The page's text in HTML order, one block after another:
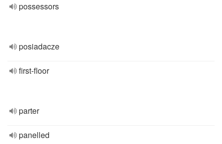
possessors
posiadacze
first-floor
parter
panelled